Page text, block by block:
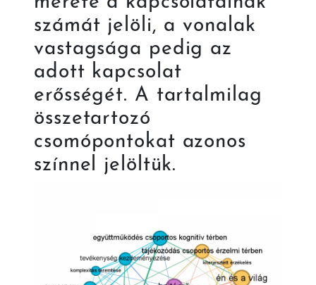
számát jelöli, a vonalak
vastagsága pedig az
adott kapcsolat
erősségét. A tartalmilag
összetartozó
csomópontokat azonos
színnel jelöltük.